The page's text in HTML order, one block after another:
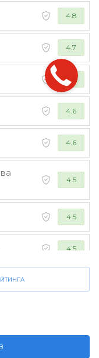
4.8
4.7
4.6
4.6
4.6
4.5
4.5
4.5